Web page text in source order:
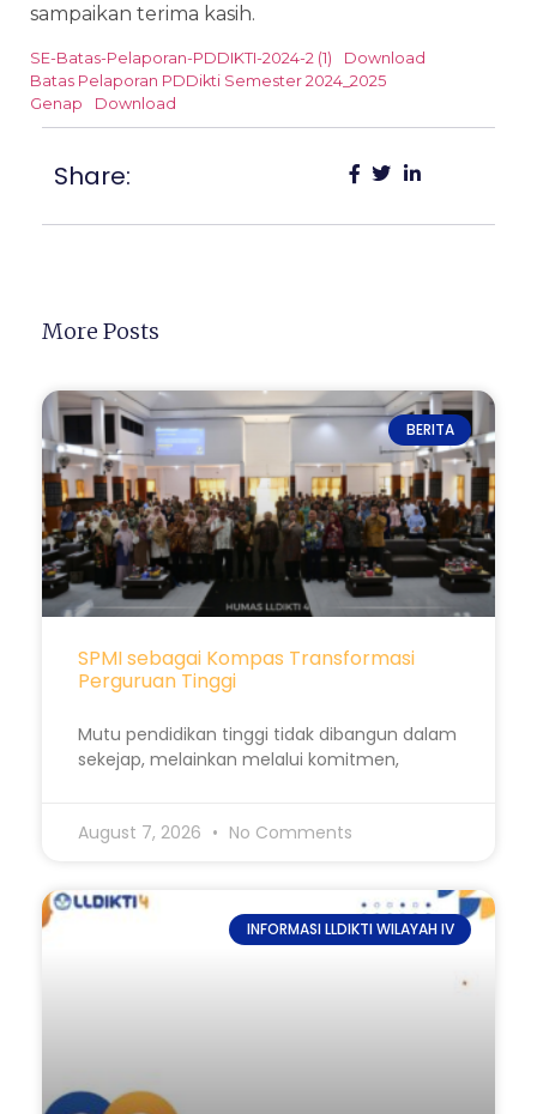
sampaikan terima kasih.
SE-Batas-Pelaporan-PDDIKTI-2024-2 (1)
Download
Batas Pelaporan PDDikti Semester 2024_2025
Genap
Download
Share:
More Posts
BERITA
SPMI sebagai Kompas Transformasi
Perguruan Tinggi
Mutu pendidikan tinggi tidak dibangun dalam
sekejap, melainkan melalui komitmen,
August 7, 2026 No Comments
INFORMASI LLDIKTI WILAYAH IV